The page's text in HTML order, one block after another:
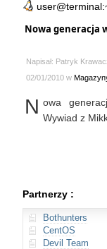
Nowa generacja
Napisał: Patryk
02/01/2010 w
N owa
Wywiad z
Partnerzy :
Bothunters
CentOS
Devil Team